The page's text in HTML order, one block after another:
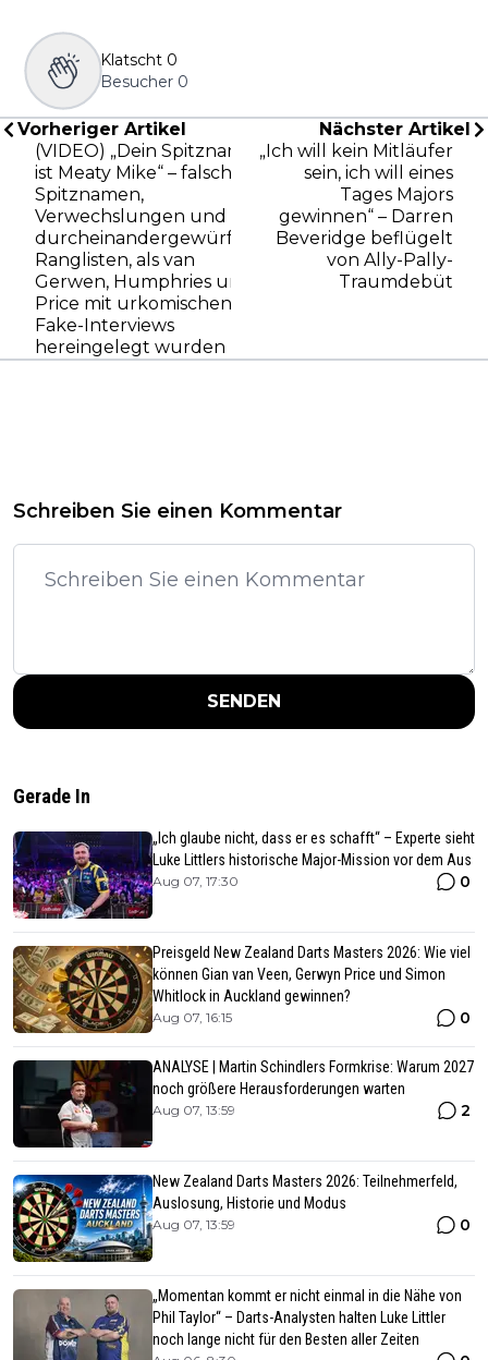
Klatscht 0
Besucher 0
Vorheriger Artikel
(VIDEO) „Dein Spitzname
ist Meaty Mike“ – falsche
Spitznamen,
Verwechslungen und
durcheinandergewürfelte
Ranglisten, als van
Gerwen, Humphries und
Price mit urkomischen
Fake-Interviews
hereingelegt wurden
Nächster Artikel
„Ich will kein Mitläufer
sein, ich will eines
Tages Majors
gewinnen“ – Darren
Beveridge beflügelt
von Ally-Pally-
Traumdebüt
Schreiben Sie einen Kommentar
SENDEN
Gerade In
„Ich glaube nicht, dass er es schafft“ – Experte sieht
Luke Littlers historische Major-Mission vor dem Aus
Aug 07, 17:30 0
Preisgeld New Zealand Darts Masters 2026: Wie viel
können Gian van Veen, Gerwyn Price und Simon
Whitlock in Auckland gewinnen?
Aug 07, 16:15 0
ANALYSE | Martin Schindlers Formkrise: Warum 2027
noch größere Herausforderungen warten
Aug 07, 13:59 2
New Zealand Darts Masters 2026: Teilnehmerfeld,
Auslosung, Historie und Modus
Aug 07, 13:59 0
„Momentan kommt er nicht einmal in die Nähe von
Phil Taylor“ – Darts-Analysten halten Luke Littler
noch lange nicht für den Besten aller Zeiten